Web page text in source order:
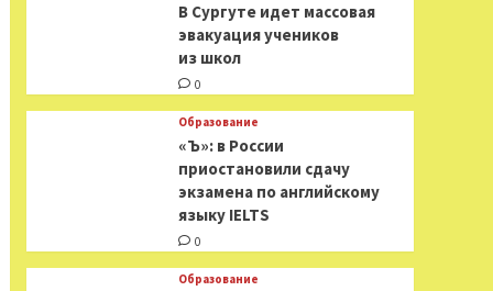
В Сургуте идет массовая
эвакуация учеников
из школ
0
Образование
«Ъ»: в России
приостановили сдачу
экзамена по английскому
языку IELTS
0
Образование